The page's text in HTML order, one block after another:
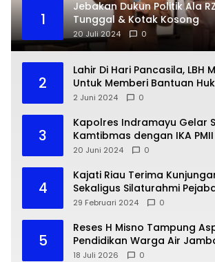
1
Jebakan Dukun Politik Ala
Tunggal & Kotak Kosong
20 Juli 2024 0
2
Lahir Di Hari Pancasila, LBH
Untuk Memberi Bantuan
Bagi Masyarakat Kurang
2 Juni 2024 0
3
Kapolres Indramayu Gelar
Kamtibmas dengan IKA PMII
20 Juni 2024 0
4
Kajati Riau Terima
Sekaligus Silaturahmi
Bank Indonesia Provinsi Riau
29 Februari 2024 0
5
Reses H Misno Tampung
Pendidikan Warga Air
18 Juli 2026 0